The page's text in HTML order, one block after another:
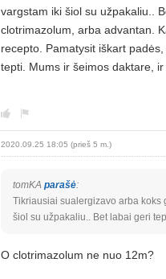
vargstam iki šiol su užpakaliu..
clotrimazolum, arba advantan.
recepto. Pamatysit iškart
tepti. Mums ir šeimos daktare,
2020.09.25 18:05 (prieš 5 m.)
tomKA parašė:
Tikriausiai sualergizavo arba koks
šiol su užpakaliu.. Bet labai geri
O clotrimazolum ne nuo 12m?